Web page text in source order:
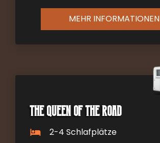
MEHR INFORMATIONEN
The Queen of the Road
2-4 Schlafplätze